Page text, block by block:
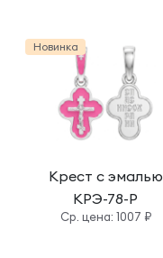
Новинка
Крест с эмалью
КРЭ-78-Р
Cр. цена: 1007 ₽